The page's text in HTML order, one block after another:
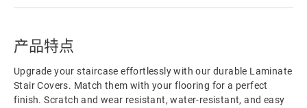
产品特点
Upgrade your staircase effortlessly with our durable Laminate
Stair Covers. Match them with your flooring for a perfect
finish. Scratch and wear resistant, water-resistant, and easy